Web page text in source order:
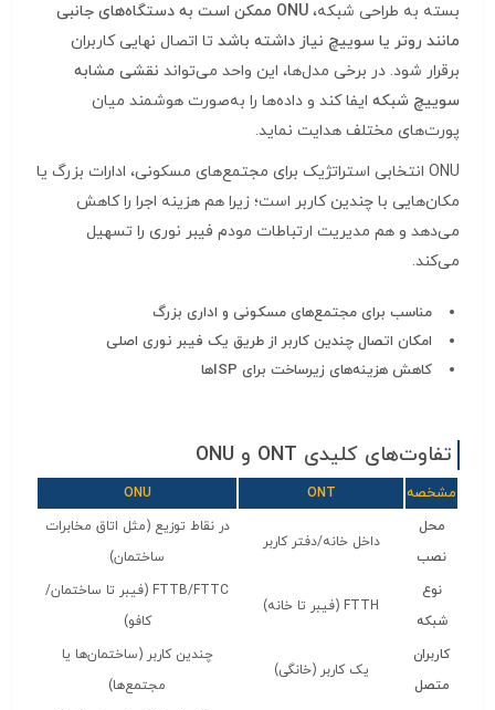
بسته به طراحی شبکه،
ONU ممکن است به دستگاه‌های جانبی
مانند روتر یا سوییچ نیاز داشته باشد تا اتصال نهایی کاربران
برقرار شود. در برخی مدل‌ها، این واحد می‌تواند نقشی مشابه
سوییچ شبکه ایفا کند و داده‌ها را به‌صورت هوشمند میان
پورت‌های مختلف هدایت نماید.
ONU انتخابی استراتژیک برای مجتمع‌های مسکونی، ادارات بزرگ یا
مکان‌هایی با چندین کاربر است؛ زیرا هم هزینه اجرا را کاهش
می‌دهد و هم مدیریت ارتباطات مودم فیبر نوری را تسهیل
می‌کند.
مناسب برای مجتمع‌های مسکونی و اداری بزرگ
امکان اتصال چندین کاربر از طریق یک فیبر نوری اصلی
کاهش هزینه‌های زیرساخت برای ISPها
تفاوت‌های کلیدی ONT و ONU
مشخصه ONT
ONU
محل
نصب
داخل خانه/دفتر کاربر
در نقاط توزیع (مثل اتاق مخابرات
ساختمان)
نوع
شبکه
FTTH (فیبر تا خانه)
FTTB/FTTC (فیبر تا ساختمان/
کافو)
کاربران
متصل
یک کاربر (خانگی)
چندین کاربر (ساختمان‌ها یا
مجتمع‌ها)